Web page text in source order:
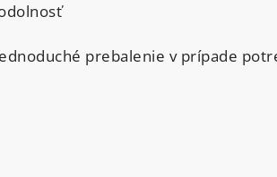
prebalenie v prípade